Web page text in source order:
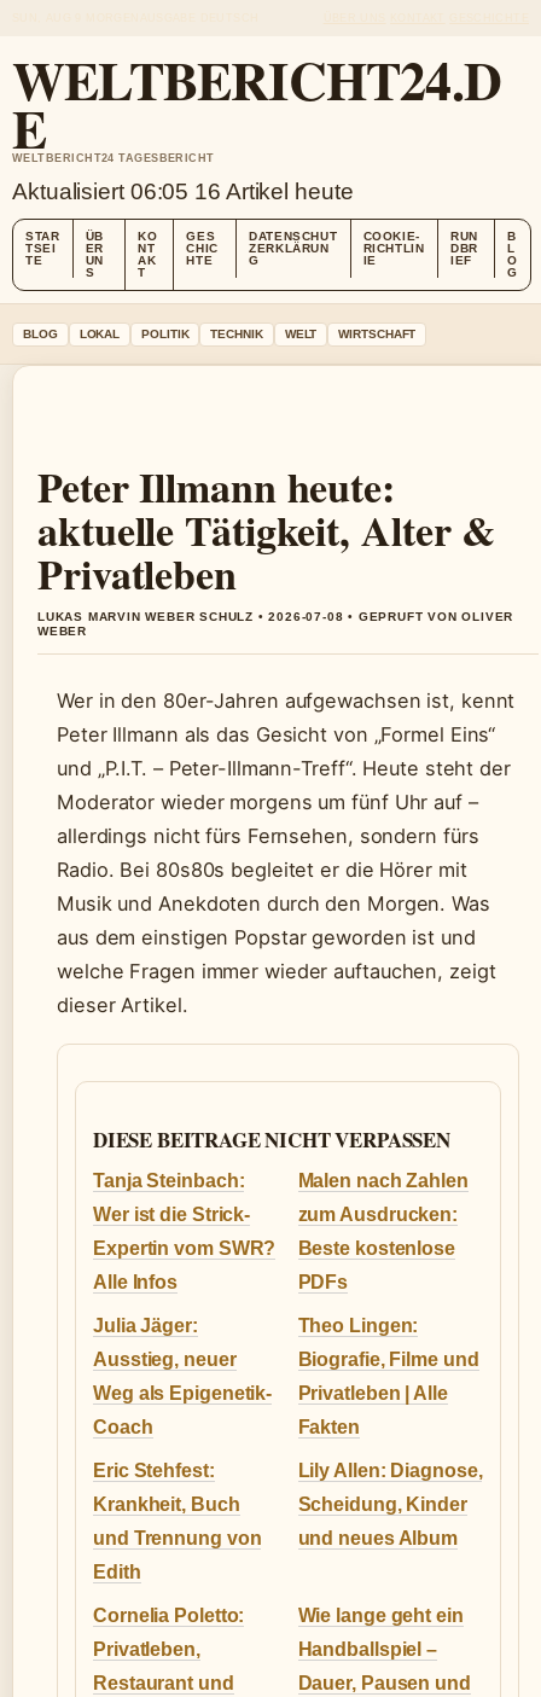
WELTBERICHT24.D
E
WELTBERICHT24 TAGESBERICHT
Aktualisiert 06:05 16 Artikel heute
STAR
TSEI
TE
ÜB
ER
UN
S
KO
NT
AK
T
GES
CHIC
HTE
DATENSCHUT
ZERKLÄRUN
G
COOKIE-
RICHTLIN
IE
RUN
DBR
IEF
B
L
O
G
BLOG LOKAL POLITIK TECHNIK WELT WIRTSCHAFT
Peter Illmann heute:
aktuelle Tätigkeit, Alter &
Privatleben
LUKAS MARVIN WEBER SCHULZ • 2026-07-08 • GEPRUFT VON OLIVER
WEBER
Wer in den 80er-Jahren aufgewachsen ist, kennt
Peter Illmann als das Gesicht von „Formel Eins“
und „P.I.T. – Peter-Illmann-Treff“. Heute steht der
Moderator wieder morgens um fünf Uhr auf –
allerdings nicht fürs Fernsehen, sondern fürs
Radio. Bei 80s80s begleitet er die Hörer mit
Musik und Anekdoten durch den Morgen. Was
aus dem einstigen Popstar geworden ist und
welche Fragen immer wieder auftauchen, zeigt
dieser Artikel.
DIESE BEITRAGE NICHT VERPASSEN
Tanja Steinbach:
Wer ist die Strick-
Expertin vom SWR?
Alle Infos
Malen nach Zahlen
zum Ausdrucken:
Beste kostenlose
PDFs
Julia Jäger:
Ausstieg, neuer
Weg als Epigenetik-
Coach
Theo Lingen:
Biografie, Filme und
Privatleben | Alle
Fakten
Eric Stehfest:
Krankheit, Buch
und Trennung von
Edith
Lily Allen: Diagnose,
Scheidung, Kinder
und neues Album
Cornelia Poletto:
Privatleben,
Restaurant und
Wie lange geht ein
Handballspiel –
Dauer, Pausen und